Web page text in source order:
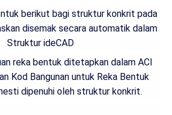
berikut bagi struktur konkrit pada
disemak secara automatik dalam
Struktur ideCAD
reka bentuk ditetapkan dalam ACI
Kod Bangunan untuk Reka Bentuk
dipenuhi oleh struktur konkrit.